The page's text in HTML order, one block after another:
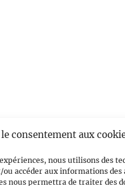
consentement aux
nous utilisons des
accéder aux informations
nous permettra de traiter des